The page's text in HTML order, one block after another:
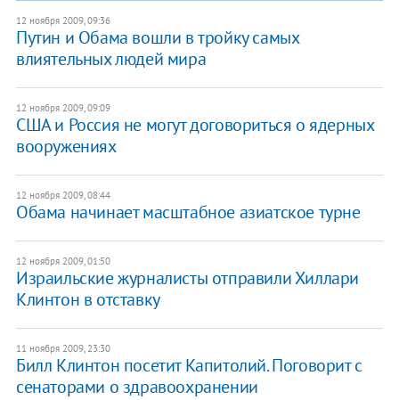
12 ноября 2009, 09:36
Путин и Обама вошли в тройку самых
влиятельных людей мира
12 ноября 2009, 09:09
США и Россия не могут договориться о ядерных
вооружениях
12 ноября 2009, 08:44
Обама начинает масштабное азиатское турне
12 ноября 2009, 01:50
Израильские журналисты отправили Хиллари
Клинтон в отставку
11 ноября 2009, 23:30
Билл Клинтон посетит Капитолий. Поговорит с
сенаторами о здравоохранении